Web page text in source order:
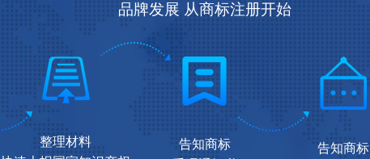
品牌发展 从商标注册开始
整理材料
告知商标
告知商标